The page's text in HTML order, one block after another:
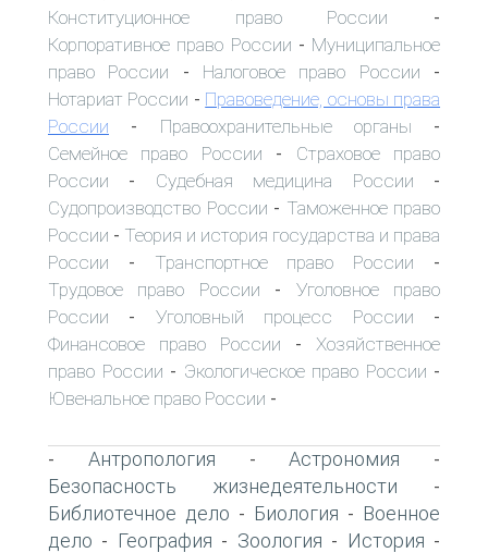
Конституционное право России -
Корпоративное право России - Муниципальное
право России - Налоговое право России -
Нотариат России - Правоведение, основы права
России - Правоохранительные органы -
Семейное право России - Страховое право
России - Судебная медицина России -
Судопроизводство России - Таможенное право
России - Теория и история государства и права
России - Транспортное право России -
Трудовое право России - Уголовное право
России - Уголовный процесс России -
Финансовое право России - Хозяйственное
право России - Экологическое право России -
Ювенальное право России -
- Антропология -Астрономия -
Безопасность жизнедеятельности -
Библиотечное дело - Биология - Военное
дело - География - Зоология - История -